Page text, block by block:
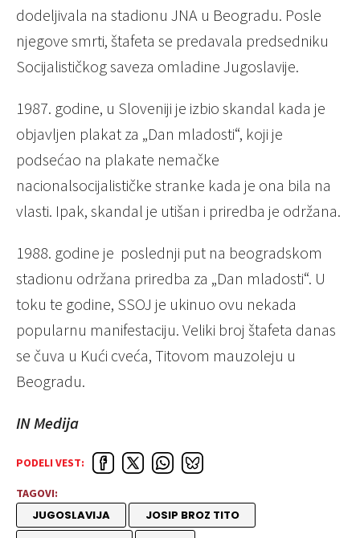
dodeljivala na stadionu JNA u Beogradu. Posle
njegove smrti, štafeta se predavala predsedniku
Socijalističkog saveza omladine Jugoslavije.
1987. godine, u Sloveniji je izbio skandal kada je
objavljen plakat za „Dan mladosti“, koji je
podsećao na plakate nemačke
nacionalsocijalističke stranke kada je ona bila na
vlasti. Ipak, skandal je utišan i priredba je održana.
1988. godine je poslednji put na beogradskom
stadionu održana priredba za „Dan mladosti“. U
toku te godine, SSOJ je ukinuo ovu nekada
popularnu manifestaciju. Veliki broj štafeta danas
se čuva u Kući cveća, Titovom mauzoleju u
Beogradu.
IN Medija
PODELI VEST:
TAGOVI:
JUGOSLAVIJA
JOSIP BROZ TITO